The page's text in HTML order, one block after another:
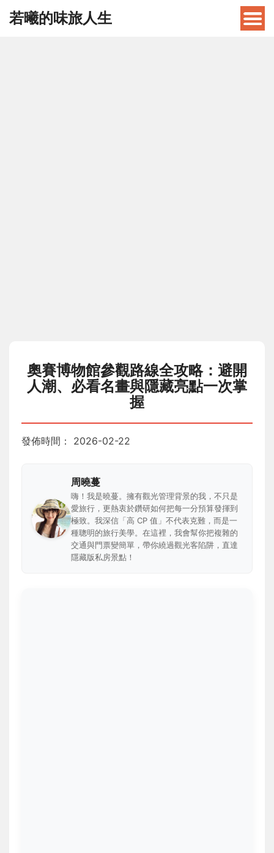
若曦的味旅人生
奧賽博物館參觀路線全攻略：避開
人潮、必看名畫與隱藏亮點一次掌
握
發佈時間： 2026-02-22
周曉蔓
嗨！我是曉蔓。擁有觀光管理背景的我，不只是
愛旅行，更熱衷於鑽研如何把每一分預算發揮到
極致。我深信「高 CP 值」不代表克難，而是一
種聰明的旅行美學。在這裡，我會幫你把複雜的
交通與門票變簡單，帶你繞過觀光客陷阱，直達
隱藏版私房景點！